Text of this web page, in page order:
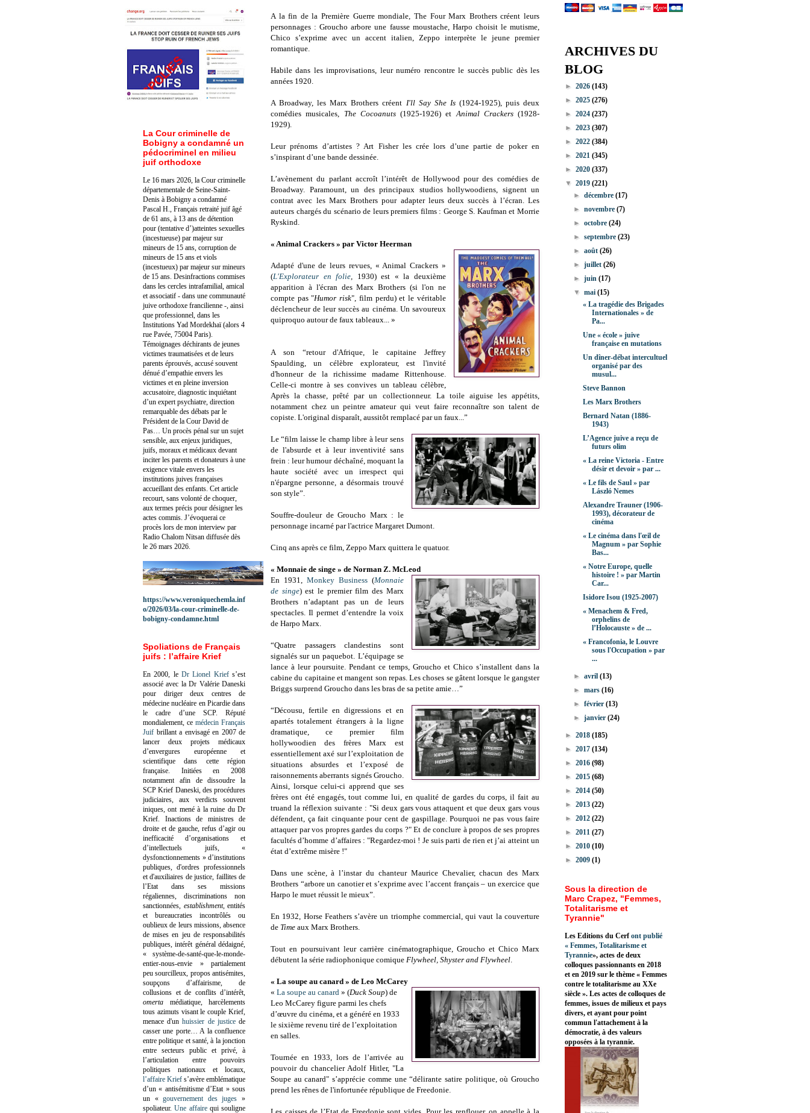
A la fin de la Première Guerre mondiale, The Four Marx Brothers créent leurs
personnages : Groucho arbore une fausse moustache, Harpo choisit le mutisme,
Chico s’exprime avec un accent italien, Zeppo interprète le jeune premier
romantique.
Habile dans les improvisations, leur numéro rencontre le succès public dès les
années 1920.
A Broadway, les Marx Brothers créent I'll Say She Is(1924-1925), puis deux
comédies musicales, The Cocoanuts(1925-1926) etAnimal Crackers(1928-
1929).
Leur prénoms d’artistes ? Art Fisher les crée lors d’une partie de poker en
s’inspirant d’une bande dessinée.
L’avènement du parlant accroît l’intérêt de Hollywood pour des comédies de
Broadway. Paramount, un des principaux studios hollywoodiens, signent un
contrat avec les Marx Brothers pour adapter leurs deux succès à l’écran. Les
auteurs chargés du scénario de leurs premiers films : George S. Kaufman et Morrie
Ryskind.
« Animal Crackers » par Victor Heerman
Adapté d'une de leurs revues, « Animal Crackers »
(L'Explorateur en folie, 1930) est « la deuxième
apparition à l'écran des Marx Brothers (si l'on ne
compte pas "Humor risk", film perdu) et le véritable
déclencheur de leur succès au cinéma. Un savoureux
quiproquo autour de faux tableaux... »
A son “retour d'Afrique, le capitaine Jeffrey
Spaulding, un célèbre explorateur, est l'invité
d'honneur de la richissime madame Rittenhouse.
Celle-ci montre à ses convives un tableau célèbre,
Après la chasse, prêté par un collectionneur. La toile aiguise les appétits,
notamment chez un peintre amateur qui veut faire reconnaître son talent de
copiste. L'original disparaît, aussitôt remplacé par un faux...”
Le “film laisse le champ libre à leur sens
de l'absurde et à leur inventivité sans
frein : leur humour déchaîné, moquant la
haute société avec un irrespect qui
n'épargne personne, a désormais trouvé
son style”.
Souffre-douleur de Groucho Marx : le
personnage incarné par l'actrice Margaret Dumont.
Cinq ans après ce film, Zeppo Marx quittera le quatuor.
« Monnaie de singe » de Norman Z. McLeod
En 1931, Monkey Business(Monnaie
de singe) est le premier film des Marx
Brothers n’adaptant pas un de leurs
spectacles. Il permet d’entendre la voix
de Harpo Marx.
“Quatre passagers clandestins sont
signalés sur un paquebot. L’équipage se
lance à leur poursuite. Pendant ce temps, Groucho et Chico s’installent dans la
cabine du capitaine et mangent son repas. Les choses se gâtent lorsque le gangster
Briggs surprend Groucho dans les bras de sa petite amie…”
“Décousu, fertile en digressions et en
apartés totalement étrangers à la ligne
dramatique, ce premier film
hollywoodien des frères Marx est
essentiellement axé sur l’exploitation de
situations absurdes et l’exposé de
raisonnements aberrants signés Groucho.
Ainsi, lorsque celui-ci apprend que ses
frères ont été engagés, tout comme lui, en qualité de gardes du corps, il fait au
truand la réflexion suivante : "Si deux gars vous attaquent et que deux gars vous
défendent, ça fait cinquante pour cent de gaspillage. Pourquoi ne pas vous faire
attaquer par vos propres gardes du corps ?" Et de conclure à propos de ses propres
facultés d’homme d’affaires : "Regardez-moi ! Je suis parti de rien et j’ai atteint un
état d’extrême misère !"
Dans une scène, à l’instar du chanteur Maurice Chevalier, chacun des Marx
Brothers “arbore un canotier et s’exprime avec l’accent français – un exercice que
Harpo le muet réussit le mieux”.
En 1932, Horse Feathers s’avère un triomphe commercial, qui vaut la couverture
de Time aux Marx Brothers.
Tout en poursuivant leur carrière cinématographique, Groucho et Chico Marx
débutent la série radiophonique comique Flywheel, Shyster and Flywheel.
« La soupe au canard » de Leo McCarey
« La soupe au canard » (Duck Soup) de
Leo McCarey figure parmi les chefs
d’œuvre du cinéma, et a généré en 1933
le sixième revenu tiré de l’exploitation
en salles.
Tournée en 1933, lors de l’arrivée au
pouvoir du chancelier Adolf Hitler, "La
Soupe au canard" s’apprécie comme une “délirante satire politique, où Groucho
prend les rênes de l'infortunée république de Freedonie.
La Cour criminelle de
Bobigny a condamné un
pédocriminel en milieu
juif orthodoxe
Le 16 mars 2026, la Cour criminelle
départementale de Seine-Saint-
Denis à Bobigny a condamné
Pascal H., Français retraité juif âgé
de 61 ans, à 13 ans de détention
pour (tentative d’)atteintes sexuelles
(incestueuse) par majeur sur
mineurs de 15 ans, corruption de
mineurs de 15 ans et viols
(incestueux) par majeur sur mineurs
de 15 ans. Desinfractions commises
dans les cercles intrafamilial, amical
et associatif - dans une communauté
juive orthodoxe francilienne -, ainsi
que professionnel, dans les
Institutions Yad Mordekhaï (alors 4
rue Pavée, 75004 Paris).
Témoignages déchirants de jeunes
victimes traumatisées et de leurs
parents éprouvés, accusé souvent
dénué d’empathie envers les
victimes et en pleine inversion
accusatoire, diagnostic inquiétant
d’un expert psychiatre, direction
remarquable des débats par le
Président de la Cour David de
Pas… Un procès pénal sur un sujet
sensible, aux enjeux juridiques,
juifs, moraux et médicaux devant
inciter les parents et donateurs à une
exigence vitale envers les
institutions juives françaises
accueillant des enfants. Cet article
recourt, sans volonté de choquer,
aux termes précis pour désigner les
actes commis. J’évoquerai ce
procès lors de mon interview par
Radio Chalom Nitsan diffusée dès
le 26 mars 2026.
https://www.veroniquechemla.inf
o/2026/03/la-cour-criminelle-de-
bobigny-condamne.html
Spoliations de Français
juifs : l’affaire Krief
En 2000, le Dr Lionel Kriefs’est
associé avec la Dr Valérie Daneski
pour diriger deux centres de
médecine nucléaire en Picardie dans
le cadre d’une SCP. Réputé
mondialement, ce médecin Français
Juif brillant a envisagé en 2007 de
lancer deux projets médicaux
d’envergures européenne et
scientifique dans cette région
française. Initiées en 2008
notamment afin de dissoudre la
SCP Krief Daneski, des procédures
judiciaires, aux verdicts souvent
iniques, ont mené à la ruine du Dr
Krief. Inactions de ministres de
droite et de gauche, refus d’agir ou
inefficacité d’organisations et
d’intellectuels juifs, «
dysfonctionnements » d’institutions
publiques, d'ordres professionnels
et d'auxiliaires de justice, faillites de
l’Etat dans ses missions
régaliennes, discriminations non
sanctionnées, establishment, entités
et bureaucraties incontrôlés ou
oublieux de leurs missions, absence
de mises en jeu de responsabilités
publiques, intérêt général dédaigné,
« système-de-santé-que-le-monde-
entier-nous-envie » partialement
peu sourcilleux, propos antisémites,
soupçons d’affairisme, de
collusions et de conflits d’intérêt,
omerta médiatique, harcèlements
tous azimuts visant le couple Krief,
menace d'unhuissier de justicede
casser une porte… A la confluence
entre politique et santé, à la jonction
entre secteurs public et privé, à
l’articulation entre pouvoirs
politiques nationaux et locaux,
l’affaire Krief s’avère emblématique
d’un « antisémitisme d’Etat » sous
un «gouvernement des juges »
spoliateur.Une affairequi souligne
ARCHIVES DU
BLOG
► 2026 (143)
► 2025 (276)
► 2024 (237)
► 2023 (307)
► 2022 (384)
► 2021 (345)
► 2020 (337)
▼ 2019 (221)
►décembre(17)
►novembre(7)
►octobre(24)
►septembre(23)
►août(26)
►juillet(26)
►juin(17)
▼mai(15)
« La tragédie des Brigades
Internationales » de
Pa...
Une « école » juive
française en mutations
Un dîner-débat intercultuel
organisé par des
musul...
Steve Bannon
Les Marx Brothers
Bernard Natan (1886-
1943)
L’Agence juive a reçu de
futurs olim
« La reine Victoria - Entre
désir et devoir » par ...
« Le fils de Saul » par
László Nemes
Alexandre Trauner (1906-
1993), décorateur de
cinéma
« Le cinéma dans l'œil de
Magnum » par Sophie
Bas...
« Notre Europe, quelle
histoire ! » par Martin
Car...
Isidore Isou (1925-2007)
« Menachem & Fred,
orphelins de
l’Holocauste » de ...
« Francofonia, le Louvre
sous l'Occupation » par
...
►avril(13)
►mars(16)
►février(13)
►janvier(24)
► 2018 (185)
► 2017 (134)
► 2016 (98)
► 2015 (68)
► 2014 (50)
► 2013 (22)
► 2012 (22)
► 2011 (27)
► 2010 (10)
► 2009 (1)
Sous la direction de
Marc Crapez, "Femmes,
Totalitarisme et
Tyrannie"
Les Editions du Cerfont publié
« Femmes, Totalitarisme et
Tyrannie», actes de deux
colloques passionnants en 2018
et en 2019 sur le thème « Femmes
contre le totalitarisme au XXe
siècle ». Les actes de colloques de
femmes, issues de milieux et pays
divers, et ayant pour point
commun l'attachement à la
démocratie, à des valeurs
opposées à la tyrannie.